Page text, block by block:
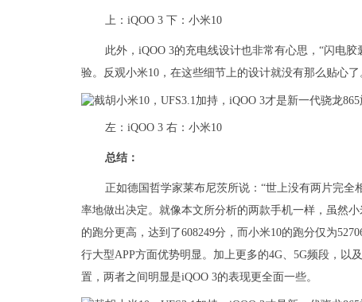
上：iQOO 3 下：小米10
此外，iQOO 3的充电线设计也非常有心思，“闪电
验。反观小米10，在这些细节上的设计就没有那么贴心了
左：iQOO 3 右：小米10
总结：
正如德国哲学家莱布尼茨所说：“世上没有两片完
率地做出决定。就像本文所分析的两款手机一样，虽然
的跑分更高，达到了608249分，而小米10的跑分仅为
行大型APP方面优势明显。加上更多的4G、5G频段，以
置，两者之间明显是iQOO 3的表现更全面一些。